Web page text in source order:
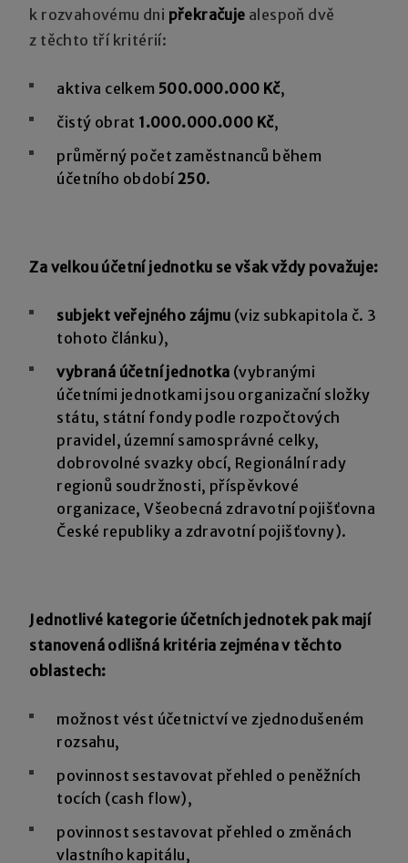
k rozvahovému dni překračuje alespoň dvě
z těchto tří kritérií:
aktiva celkem 500.000.000 Kč,
čistý obrat 1.000.000.000 Kč,
průměrný počet zaměstnanců během
účetního období 250.
Za velkou účetní jednotku se však vždy považuje:
subjekt veřejného zájmu (viz subkapitola č. 3
tohoto článku),
vybraná účetní jednotka (vybranými
účetními jednotkami jsou organizační složky
státu, státní fondy podle rozpočtových
pravidel, územní samosprávné celky,
dobrovolné svazky obcí, Regionální rady
regionů soudržnosti, příspěvkové
organizace, Všeobecná zdravotní pojišťovna
České republiky a zdravotní pojišťovny).
Jednotlivé kategorie účetních jednotek pak mají
stanovená odlišná kritéria zejména v těchto
oblastech:
možnost vést účetnictví ve zjednodušeném
rozsahu,
povinnost sestavovat přehled o peněžních
tocích (cash flow),
povinnost sestavovat přehled o změnách
vlastního kapitálu,